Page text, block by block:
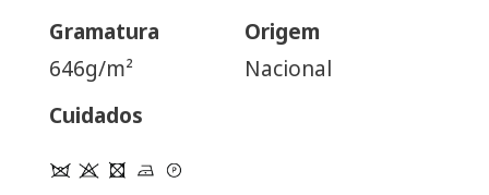
Gramatura
646g/m²
Origem
Nacional
Cuidados